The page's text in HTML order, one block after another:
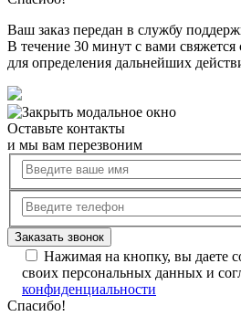
Ваш заказ передан в службу
В течение 30 минут с вами свяжется
для определения дальнейших
Оставьте контакты
и мы вам перезвоним
Нажимая на кнопку, вы даете
своих персональных данных и
конфиденциальности
Спасибо!